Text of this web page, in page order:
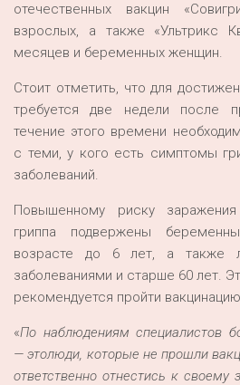
отечественных вакцин
взрослых, а также «Ультрикс
месяцев и беременных женщин.
Стоит отметить, что для
требуется две недели после
течение этого времени
с теми, у кого есть симптомы
заболеваний.
Повышенному риску
гриппа подвержены
возрасте до 6 лет, а также
заболеваниями и старше 60 лет.
рекомендуется пройти
«По наблюдениям специалистов
— этолюди, которые не прошли
ответственно отнестись к